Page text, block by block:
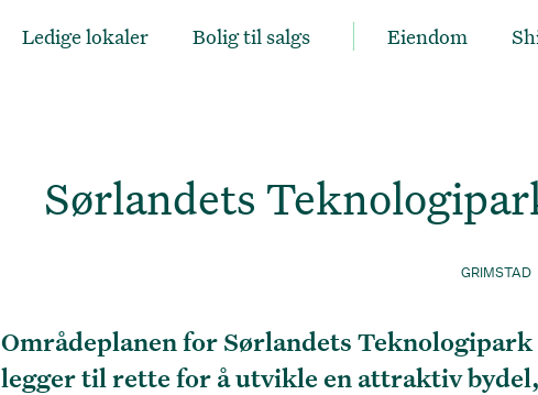
Ledige lokaler Bolig til salgs Eiendom
Sørlandets
GRIMSTAD
Områdeplanen for Sørlandets
legger til rette for å utvikle en attraktiv